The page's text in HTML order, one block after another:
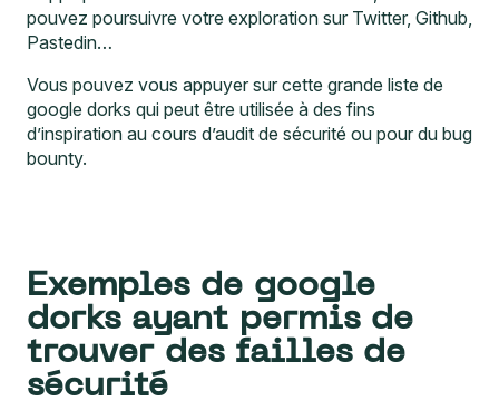
Pastedin…
google dorksqui peut être utilisée à des fins
d’inspiration au cours d’audit de sécurité ou pour du bug
bounty.
Exemples de google
dorks ayant permis de
trouver des failles de
sécurité